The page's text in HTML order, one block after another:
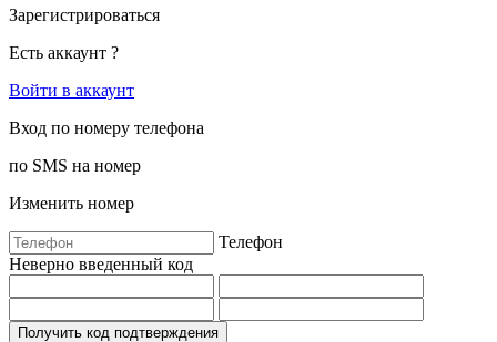
Зарегистрироваться
Есть аккаунт ?
Войти в аккаунт
Вход по номеру телефона
по SMS на номер
Изменить номер
Телефон
Неверно введенный код
Получить код подтверждения